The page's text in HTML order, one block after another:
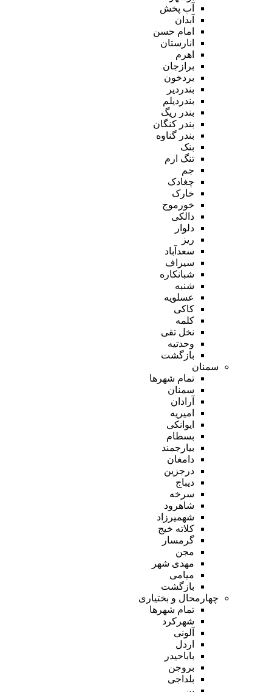
آب پخش
آبدان
امام حسن
انارستان
اهرم
برازجان
بردخون
بندردیر
بندردیلم
بندر ریگ
بندر کنگان
بندر گناوه
بنک
تنگ ارم
جم
چغادک
خارک
خورموج
دالکی
دلوار
ریز
سعدآباد
سیراف
شبانکاره
شنبه
عسلویه
کاکی
کلمه
نخل تقی
وحدتیه
بازگشت
سمنان
تمام شهر‌ها
سمنان
آرادان
امیریه
ایوانکی
بسطام
بیارجمند
دامغان
درجزین
دیباج
سرخه
شاهرود
شهمیرزاد
کلاته خیج
گرمسار
مجن
مهدی شهر
میامی
بازگشت
چهارمحال و بختیاری
تمام شهر‌ها
شهرکرد
آلونی
اردل
باباحیدر
بروجن
بلداجی